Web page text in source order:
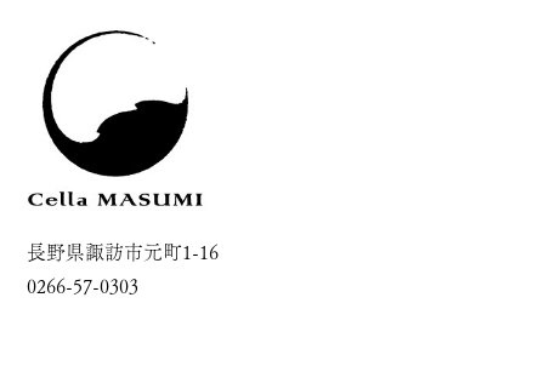
長野県諏訪市元町1-16
0266-57-0303